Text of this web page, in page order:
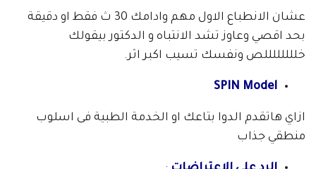
عشان الانطباع الاول مهم وادامك 30 ث فقط او دقيقة
بحد اقصي وعاوز تشد الانتباه و الدكتور بيقولك
خللللللللص ونفسك تسيب اكبر اثر.
SPIN Model
ازاي هاتقدم الدوا بتاعك او الخدمة الطبية فى اسلوب
منطقي جذاب